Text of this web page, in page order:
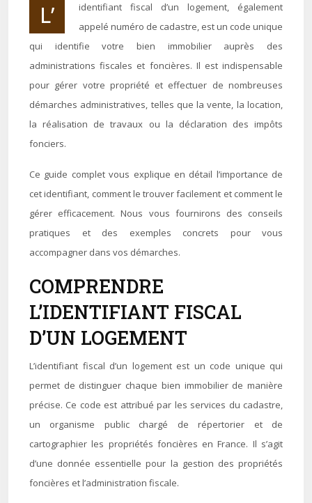
L’identifiant fiscal d’un logement, également
appelé numéro de cadastre, est un code unique
qui identifie votre bien immobilier auprès des
administrations fiscales et foncières. Il est indispensable
pour gérer votre propriété et effectuer de nombreuses
démarches administratives, telles que la vente, la location,
la réalisation de travaux ou la déclaration des impôts
fonciers.
Ce guide complet vous explique en détail l’importance de
cet identifiant, comment le trouver facilement et comment le
gérer efficacement. Nous vous fournirons des conseils
pratiques et des exemples concrets pour vous
accompagner dans vos démarches.
COMPRENDRE
L’IDENTIFIANT FISCAL
D’UN LOGEMENT
L’identifiant fiscal d’un logement est un code unique qui
permet de distinguer chaque bien immobilier de manière
précise. Ce code est attribué par les services du cadastre,
un organisme public chargé de répertorier et de
cartographier les propriétés foncières en France. Il s’agit
d’une donnée essentielle pour la gestion des propriétés
foncières et l’administration fiscale.